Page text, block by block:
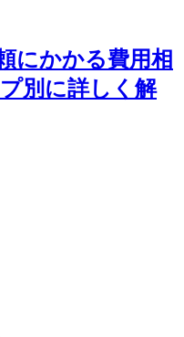
にかかる費用相
別に詳しく解